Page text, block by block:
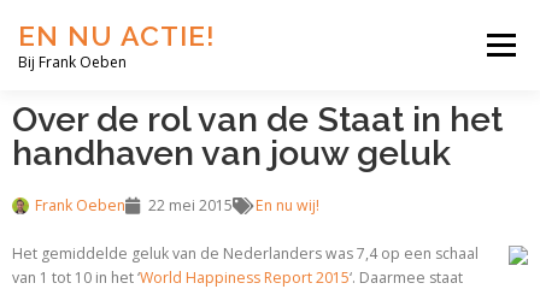
EN NU ACTIE!
Bij Frank Oeben
Menu
EN NU JIJ! EN NU WIJ! EN NU EERLIJK!
Over de rol van de Staat in het
handhaven van jouw geluk
Frank Oeben 22 mei 2015 En nu wij!
Het gemiddelde geluk van de Nederlanders was 7,4 op een schaal
van 1 tot 10 in het ‘World Happiness Report 2015‘. Daarmee staat